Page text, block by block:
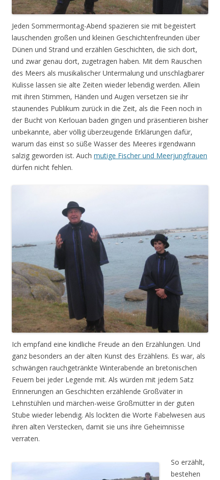
Jeden Sommermontag-Abend spazieren sie mit begeistert
lauschenden großen und kleinen Geschichtenfreunden über
Dünen und Strand und erzählen Geschichten, die sich dort,
und zwar genau dort, zugetragen haben. Mit dem Rauschen
des Meers als musikalischer Untermalung und unschlagbarer
Kulisse lassen sie alte Zeiten wieder lebendig werden. Allein
mit ihren Stimmen, Händen und Augen versetzen sie ihr
staunendes Publikum zurück in die Zeit, als die Feen noch in
der Bucht von Kerlouan baden gingen und präsentieren bisher
unbekannte, aber völlig überzeugende Erklärungen dafür,
warum das einst so süße Wasser des Meeres irgendwann
salzig geworden ist. Auch mutige Fischer und Meerjungfrauen
dürfen nicht fehlen.
Ich empfand eine kindliche Freude an den Erzählungen. Und
ganz besonders an der alten Kunst des Erzählens. Es war, als
schwängen rauchgetränkte Winterabende an bretonischen
Feuern bei jeder Legende mit. Als würden mit jedem Satz
Erinnerungen an Geschichten erzählende Großväter in
Lehnstühlen und märchen-weise Großmütter in der guten
Stube wieder lebendig. Als lockten die Worte Fabelwesen aus
ihren alten Verstecken, damit sie uns ihre Geheimnisse
verraten.
So erzählt,
bestehen